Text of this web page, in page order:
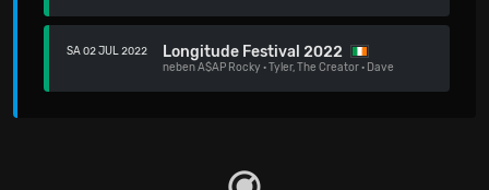
SA 02 JUL 2022 Longitude Festival 2022
nebenA$AP Rocky ·Tyler, The Creator· Dave